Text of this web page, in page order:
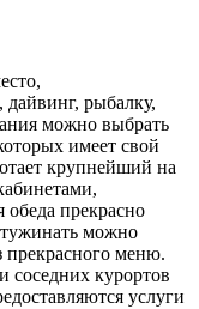
рыбалку,
можно выбрать
имеет свой
крупнейший на
прекрасно
можно
меню.
соседних курортов
услуги